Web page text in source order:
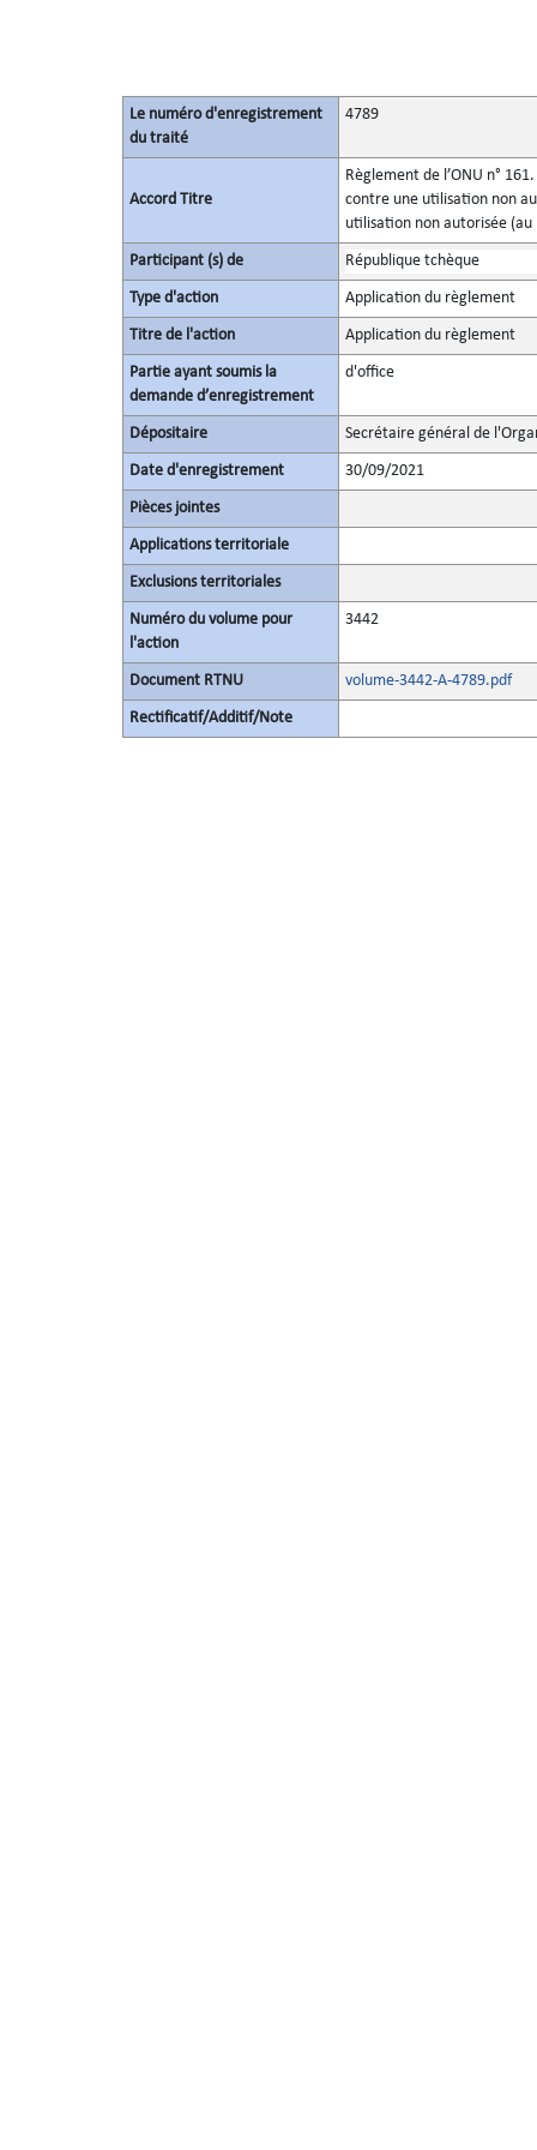
Le numéro d'enregistrement
du traité
4789
Accord Titre
Règlement de l’ONU n°
contre une utilisation non
utilisation non autorisée (au
Participant (s) de République tchèque
Type d'action Application du règlement
Titre de l'action Application du règlement
Partie ayant soumis la
demande d’enregistrement
d'office
Dépositaire Secrétaire général de
Date d'enregistrement 30/09/2021
Pièces jointes
Applications territoriale
Exclusions territoriales
Numéro du volume pour
l'action
3442
Document RTNU volume-3442-A-4789.pdf
Rectificatif/Additif/Note